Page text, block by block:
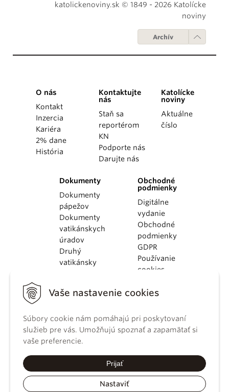
Vaše nastavenie cookies
Súbory cookie nám pomáhajú pri poskytovaní
služieb pre vás. Umožňujú spoznať a zapamätať si
vaše preferencie.
Prijať
Nastaviť
katolickenoviny.sk © 1849 - 2026 Katolícke
noviny
Archív
O nás
Kontakt
Inzercia
Kariéra
2% dane
História
Kontaktujte
nás
Staň sa
reportérom
KN
Podporte nás
Darujte nás
Katolícke
noviny
Aktuálne
číslo
Dokumenty
Dokumenty
pápežov
Dokumenty
vatikánskych
úradov
Druhý
vatikánsky
KBS
kánonického
práva
Katechizmus
Obchodné
podmienky
Digitálne
vydanie
Obchodné
podmienky
GDPR
Používanie
cookies